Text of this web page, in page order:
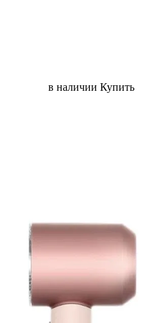
в наличии Купить